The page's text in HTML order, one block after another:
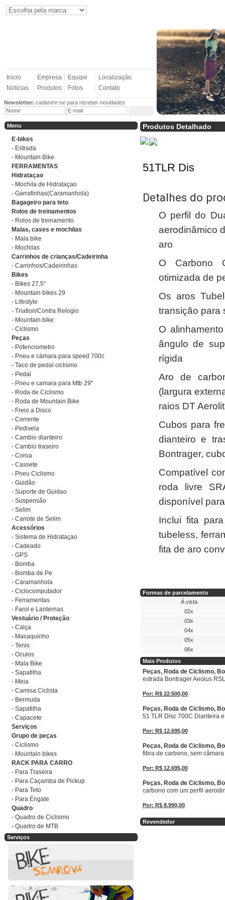
Inicio Empresa Equipe
Localização
Notícias
Produtos Fotos Contato
Newsletter: cadastre-se para receber novidades
Menu
E-bikes
- Estrada
- Mountain Bike
FERRAMENTAS
Hidrataçao
- Mochila de Hidrataçao
- Garrafinhas(Caramanhola)
Bagageiro para teto
Rolos de treinamentos
- Rolos de treinamento
Malas, cases e mochilas
- Mala bike
- Mochilas
Carrinhos de crianças/Cadeirinha
- Carrinhos/Cadeirinhas
Bikes
- Bikes 27,5"
- Mountain bikes 29
- Lifestyle
- Triatlon/Contra Relogio
- Mountain bike
- Ciclismo
Peças
- Potenciometro
- Pneu e cámara para speed 700c
- Taco de pedal ciclismo
- Pedal
- Pneu e camara para Mtb 29"
- Roda de Ciclismo
- Roda de Mountain Bike
- Freio a Disco
- Corrente
- Pedivela
- Cambio dianteiro
- Cambio traseiro
- Coroa
- Cassete
- Pneu Ciclismo
- Guidão
- Suporte de Guidao
- Suspensão
- Selim
- Canote de Selim
Acessórios
- Sistema de Hidrataçao
- Cadeado
- GPS
- Bomba
- Bomba de Pe
- Caramanhola
- Ciclocomputador
- Ferramentas
- Farol e Lanternas
Vestuário / Proteção
- Calça
- Macaquinho
- Tenis
- Oculos
- Mala Bike
- Sapatilha
- Meia
- Camisa Ciclista
- Bermuda
- Sapatilha
- Capacete
Serviços
Grupo de peças
- Ciclismo
- Mountain bikes
RACK PARA CARRO
- Para Traseira
- Para Caçamba de Pickup
- Para Teto
- Para Engate
Quadro
- Quadro de Ciclismo
- Quadro de MTB
Serviços
Produtos Detalhado
51TLR Dis
Detalhes do
O perfil do
aerodinâmico
aro
O Carbono
otimizada de
Os aros
transição para
O
ângulo de
rígida
Aro de
(largura
raios DT
Cubos para
dianteiro e
Bontrager,
Compatível
roda livre
disponível
Inclui fita
tubeless,
fita de aro
Formas de parcelamento
Á vista
02x
03x
04x
05x
06x
Mais Produtos
Peças, Roda de Ciclismo,
estrada Bontrager Aeolus
Por: R$ 22.500,00
Peças, Roda de Ciclismo,
51 TLR Disc 700C Dianteira
Por: R$ 12.695,00
Peças, Roda de Ciclismo,
fibra de carbono, sem
Por: R$ 12.695,00
Peças, Roda de Ciclismo,
carbono com um perfil
Por: R$ 8.990,00
Revendedor